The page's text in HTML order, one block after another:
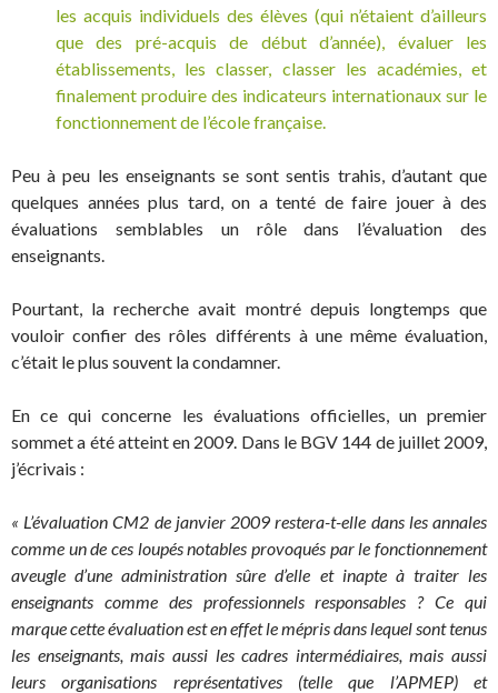
les acquis individuels des élèves (qui n’étaient d’ailleurs
que des pré-acquis de début d’année), évaluer les
établissements, les classer, classer les académies, et
finalement produire des indicateurs internationaux sur le
fonctionnement de l’école française.
Peu à peu les enseignants se sont sentis trahis, d’autant que
quelques années plus tard, on a tenté de faire jouer à des
évaluations semblables un rôle dans l’évaluation des
enseignants.
Pourtant, la recherche avait montré depuis longtemps que
vouloir confier des rôles différents à une même évaluation,
c’était le plus souvent la condamner.
En ce qui concerne les évaluations officielles, un premier
sommet a été atteint en 2009. Dans le BGV 144 de juillet 2009,
j’écrivais :
« L’évaluation CM2 de janvier 2009 restera-t-elle dans les annales
comme un de ces loupés notables provoqués par le fonctionnement
aveugle d’une administration sûre d’elle et inapte à traiter les
enseignants comme des professionnels responsables ? Ce qui
marque cette évaluation est en effet le mépris dans lequel sont tenus
les enseignants, mais aussi les cadres intermédiaires, mais aussi
leurs organisations représentatives (telle que l’APMEP) et